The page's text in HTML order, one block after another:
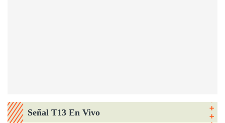
Señal T13 En Vivo